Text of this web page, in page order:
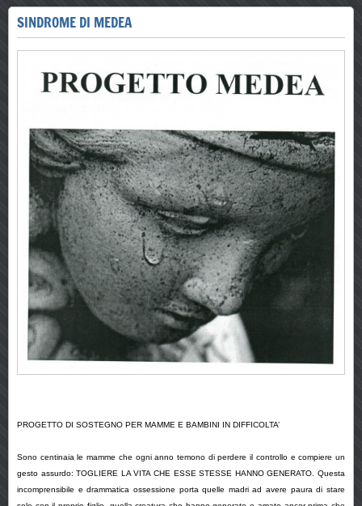
SINDROME DI MEDEA
PROGETTO DI SOSTEGNO PER MAMME E BAMBINI IN DIFFICOLTA’
Sono centinaia le mamme che ogni anno temono di perdere il controllo e compiere un
gesto assurdo: TOGLIERE LA VITA CHE ESSE STESSE HANNO GENERATO. Questa
incomprensibile e drammatica ossessione porta quelle madri ad avere paura di stare